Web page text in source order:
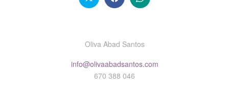
Oliva Abad Santos
info@olivaabadsantos.com
670 388 046